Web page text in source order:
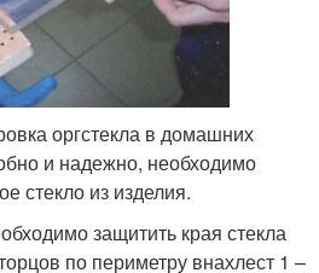
оргстекла в домашних
и надежно, необходимо
стекло из изделия.
защитить края стекла
по периметру внахлест 1 –